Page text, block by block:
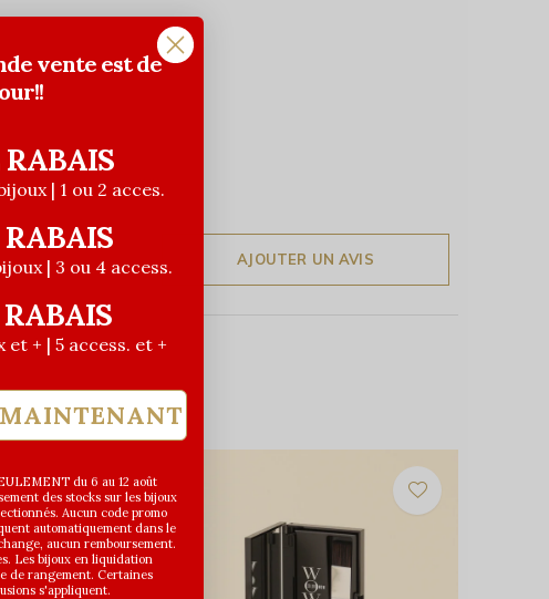
AJOUTER UN AVIS
vente est de
RABAIS
| 1 ou 2 acces.
RABAIS
| 3 ou 4 access.
RABAIS
et + | 5 access. et +
du 6 au 12 août
des stocks sur les bijoux
Aucun code promo
automatiquement dans le
aucun remboursement.
Les bijoux en liquidation
de rangement. Certaines
s'appliquent.